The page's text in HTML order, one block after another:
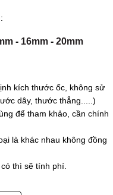
- 16mm- 20mm
kích thước ốc, không sử
dây, thước thẳng.....)
để tham khảo, cần chính
là khác nhau không đồng
thì sẽ tính phí.